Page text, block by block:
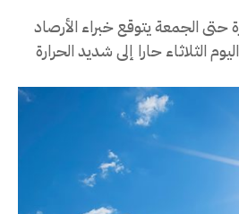
الجمعة يتوقع خبراء الأرصاد
الثلاثاء حارا إلى شديد الحرارة